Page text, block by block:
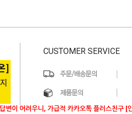
변이 어려우니, 가급적 카카오톡 플러스친구 [
CUSTOMER SERVICE